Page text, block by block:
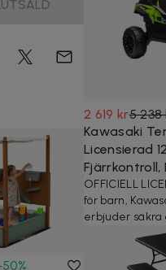
50%
2 619 kr5 238
Kawasaki
Licensierad
OFFICIELL
för barn,
erbjuder säkra